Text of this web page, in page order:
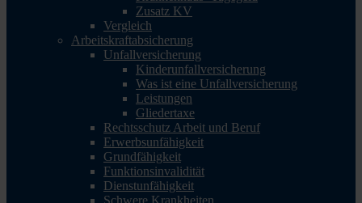
Zusatz KV
Vergleich
Arbeitskraftabsicherung
Unfallversicherung
Kinderunfallversicherung
Was ist eine Unfallversicherung
Leistungen
Gliedertaxe
Rechtsschutz Arbeit und Beruf
Erwerbsunfähigkeit
Grundfähigkeit
Funktionsinvalidität
Dienstunfähigkeit